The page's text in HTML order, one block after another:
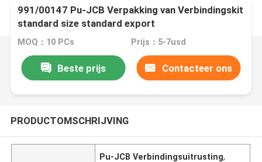
991/00147 Pu-JCB Verpakking van Verbindingskit
standard size standard export
MOQ：10 PCs Prijs：5-7usd
Beste prijs Contacteer ons
PRODUCTOMSCHRIJVING
Pu-JCB Verbindingsuitrusting,